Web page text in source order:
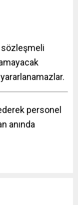
sözleşmeli
personel
anında